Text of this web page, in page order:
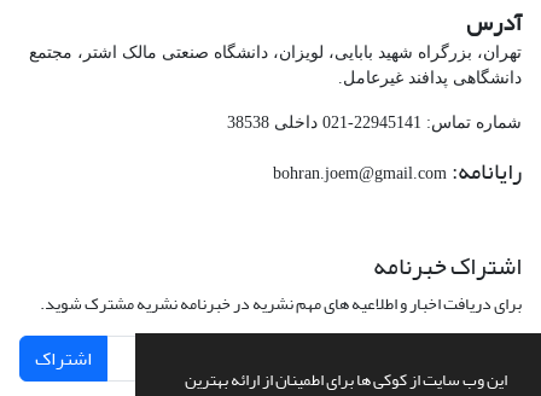
این وب سایت از کوکی ها برای اطمینان از ارائه بهترین
آدرس
تهران، بزرگراه شهید بابایی، لویزان، دانشگاه صنعتی مالک اشتر، مجتمع
دانشگاهی پدافند غیرعامل.
شماره تماس: 22945141-021 داخلی 38538
رایانامه:
اشتراک خبرنامه
برای دریافت اخبار و اطلاعیه های مهم نشریه در خبرنامه نشریه مشترک شوید.
اشتراک